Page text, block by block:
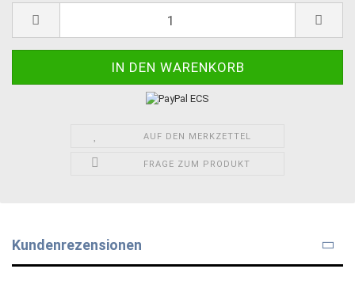
AUF DEN MERKZETTEL
FRAGE ZUM PRODUKT
Kundenrezensionen